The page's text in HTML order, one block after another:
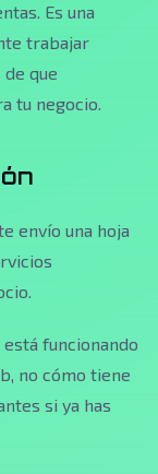
Es una
trabajar
que
tu negocio.
envío una hoja
está funcionando
no cómo tiene
si ya has